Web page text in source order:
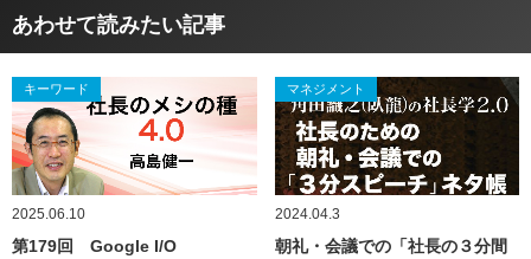
あわせて読みたい記事
キーワード
2025.06.10
第179回 Google I/O
マネジメント
2024.04.3
朝礼・会議での「社長の３分間